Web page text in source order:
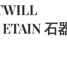
石